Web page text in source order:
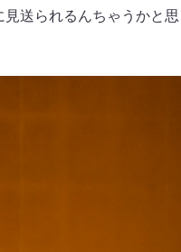
見送られるんちゃうかと思